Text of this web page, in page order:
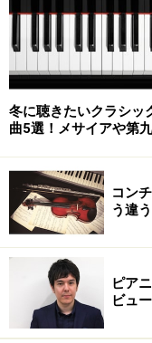
4：『ラ・ヴァルス
※失われゆく優雅
部まですり合った繊
■東京公演
日時：2014/6/24(火)
会場：すみだトリ
全国公演
※記事内容は執筆時点
い。
冬に聴きたいクラシッ
曲5選！メサイアや第
コン
う違
ピア
ビュー